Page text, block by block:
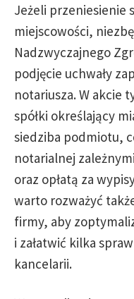
Jeżeli przeniesienie
miejscowości,
Nadzwyczajnego
podjęcie uchwały
notariusza. W akcie
spółki określający
siedziba podmiotu,
notarialnej
oraz opłatą za
warto rozważyć
firmy, aby
i załatwić kilka
kancelarii.